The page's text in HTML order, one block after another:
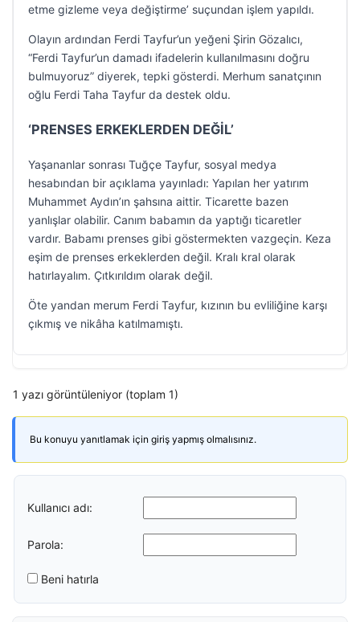
etme gizleme veya değiştirme’ suçundan işlem yapıldı.
Olayın ardından Ferdi Tayfur’un yeğeni Şirin Gözalıcı,
“Ferdi Tayfur’un damadı ifadelerin kullanılmasını doğru
bulmuyoruz” diyerek, tepki gösterdi. Merhum sanatçının
oğlu Ferdi Taha Tayfur da destek oldu.
‘PRENSES ERKEKLERDEN DEĞİL’
Yaşananlar sonrası Tuğçe Tayfur, sosyal medya
hesabından bir açıklama yayınladı: Yapılan her yatırım
Muhammet Aydın’ın şahsına aittir. Ticarette bazen
yanlışlar olabilir. Canım babamın da yaptığı ticaretler
vardır. Babamı prenses gibi göstermekten vazgeçin. Keza
eşim de prenses erkeklerden değil. Kralı kral olarak
hatırlayalım. Çıtkırıldım olarak değil.
Öte yandan merum Ferdi Tayfur, kızının bu evliliğine karşı
çıkmış ve nikâha katılmamıştı.
1 yazı görüntüleniyor (toplam 1)
Bu konuyu yanıtlamak için giriş yapmış olmalısınız.
Kullanıcı adı:
Parola:
Beni hatırla